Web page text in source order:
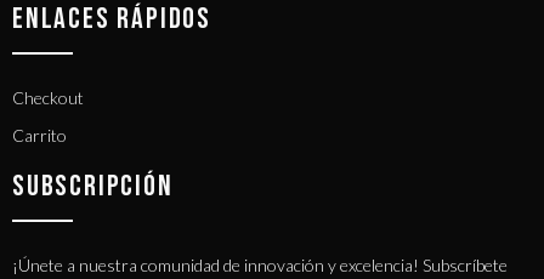
ENLACES RÁPIDOS
Checkout
Carrito
SUBSCRIPCIÓN
¡Únete a nuestra comunidad de innovación y excelencia! Subscríbete